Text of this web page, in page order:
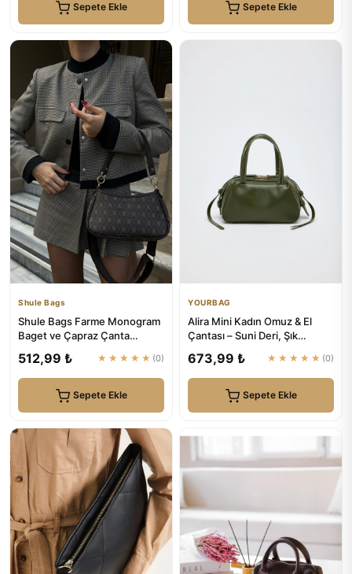
Sepete Ekle Sepete Ekle
Shule Bags
Shule Bags Farme Monogram
Baget ve Çapraz Çanta
512,99 ₺ ★★★★★ (0)
Sepete Ekle
YOURBAG
Alira Mini Kadın Omuz & El
Çantası – Suni Deri, Şık
673,99 ₺ ★★★★★ (0)
Sepete Ekle